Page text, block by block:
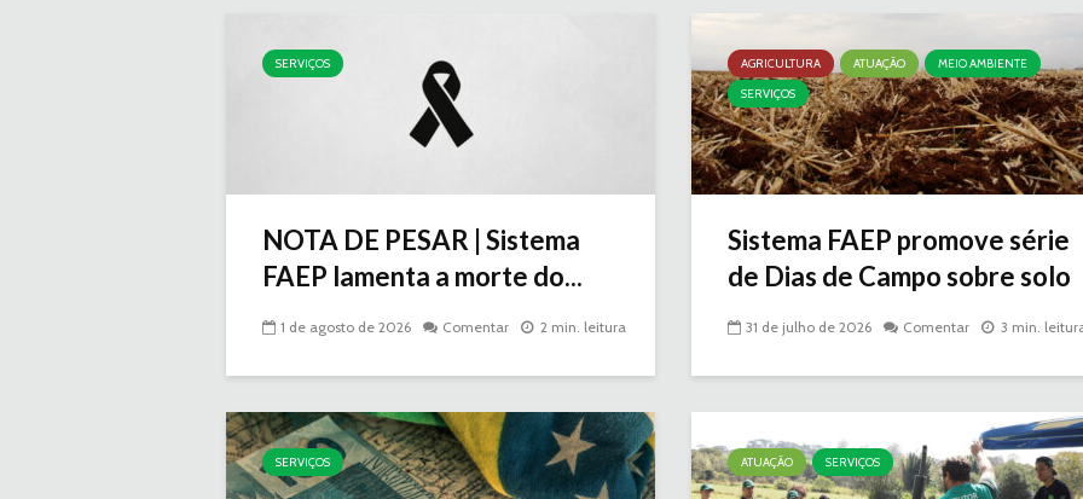
SERVIÇOS
NOTA DE PESAR | Sistema
FAEP lamenta a morte do...
1 de agosto de 2026 Comentar 2 min. leitura
AGRICULTURA ATUAÇÃO
MEIO AMBIENTE
SERVIÇOS
Sistema FAEP promove série
de Dias de Campo sobre solo
31 de julho de 2026 Comentar 3 min.
SERVIÇOS ATUAÇÃO SERVIÇOS